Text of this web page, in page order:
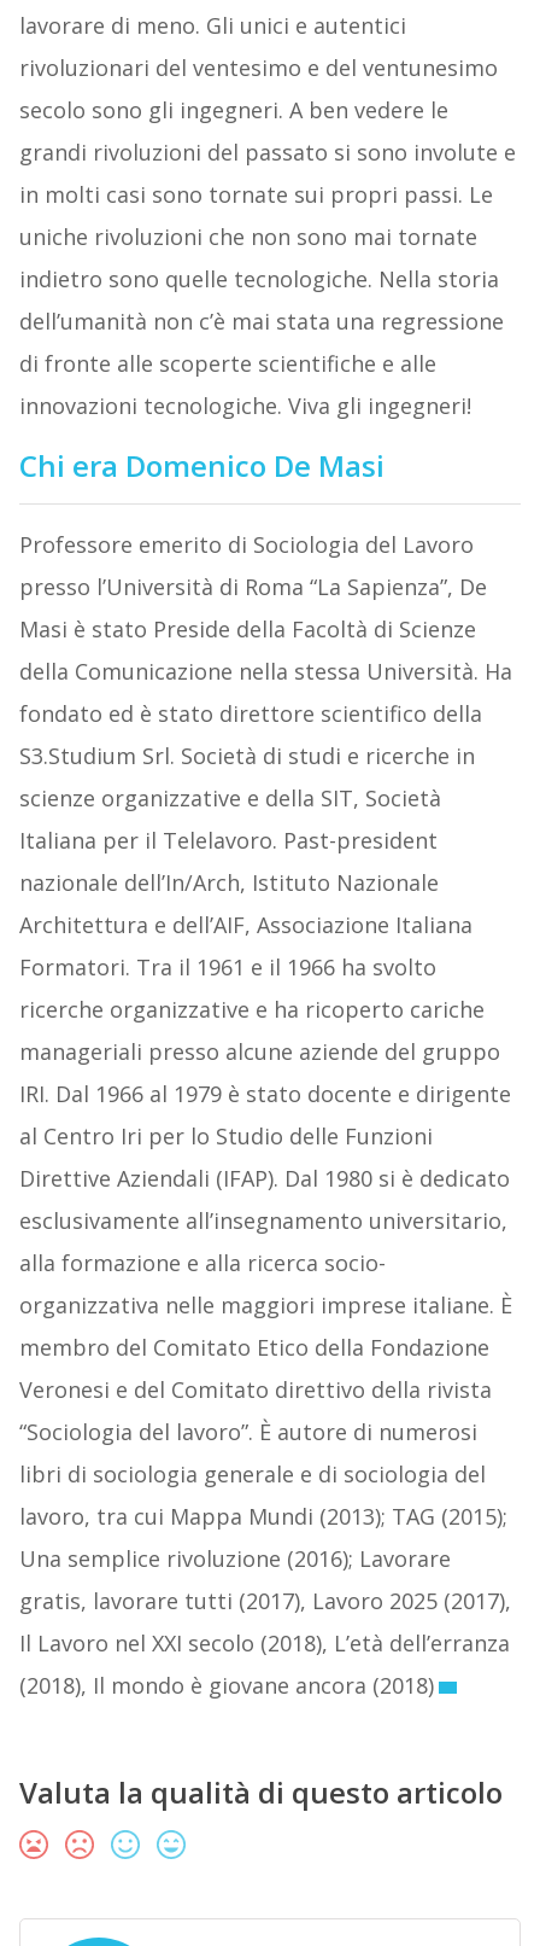
lavorare di meno. Gli unici e autentici
rivoluzionari del ventesimo e del ventunesimo
secolo sono gli ingegneri. A ben vedere le
grandi rivoluzioni del passato si sono involute e
in molti casi sono tornate sui propri passi. Le
uniche rivoluzioni che non sono mai tornate
indietro sono quelle tecnologiche. Nella storia
dell’umanità non c’è mai stata una regressione
di fronte alle scoperte scientifiche e alle
innovazioni tecnologiche. Viva gli ingegneri!
Chi era Domenico De Masi
Professore emerito di Sociologia del Lavoro
presso l’Università di Roma “La Sapienza”, De
Masi è stato Preside della Facoltà di Scienze
della Comunicazione nella stessa Università. Ha
fondato ed è stato direttore scientifico della
S3.Studium Srl. Società di studi e ricerche in
scienze organizzative e della SIT, Società
Italiana per il Telelavoro. Past-president
nazionale dell’In/Arch, Istituto Nazionale
Architettura e dell’AIF, Associazione Italiana
Formatori. Tra il 1961 e il 1966 ha svolto
ricerche organizzative e ha ricoperto cariche
manageriali presso alcune aziende del gruppo
IRI. Dal 1966 al 1979 è stato docente e dirigente
al Centro Iri per lo Studio delle Funzioni
Direttive Aziendali (IFAP). Dal 1980 si è dedicato
esclusivamente all’insegnamento universitario,
alla formazione e alla ricerca socio-
organizzativa nelle maggiori imprese italiane. È
membro del Comitato Etico della Fondazione
Veronesi e del Comitato direttivo della rivista
“Sociologia del lavoro”. È autore di numerosi
libri di sociologia generale e di sociologia del
lavoro, tra cui Mappa Mundi (2013); TAG (2015);
Una semplice rivoluzione (2016); Lavorare
gratis, lavorare tutti (2017), Lavoro 2025 (2017),
Il Lavoro nel XXI secolo (2018), L’età dell’erranza
(2018), Il mondo è giovane ancora (2018)
Valuta la qualità di questo articolo